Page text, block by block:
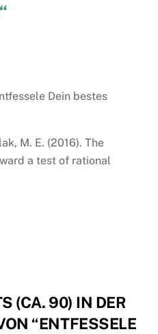
Dein bestes
M. E. (2016). The
a test of rational
(CA. 90) IN DER
“ENTFESSELE